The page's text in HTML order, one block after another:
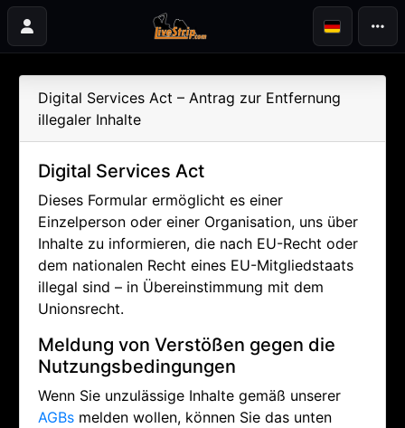
Digital Services Act – Antrag zur Entfernung
illegaler Inhalte
Digital Services Act
Dieses Formular ermöglicht es einer
Einzelperson oder einer Organisation, uns über
Inhalte zu informieren, die nach EU-Recht oder
dem nationalen Recht eines EU-Mitgliedstaats
illegal sind – in Übereinstimmung mit dem
Unionsrecht.
Meldung von Verstößen gegen die
Nutzungsbedingungen
Wenn Sie unzulässige Inhalte gemäß unserer
AGBs melden wollen, können Sie das unten